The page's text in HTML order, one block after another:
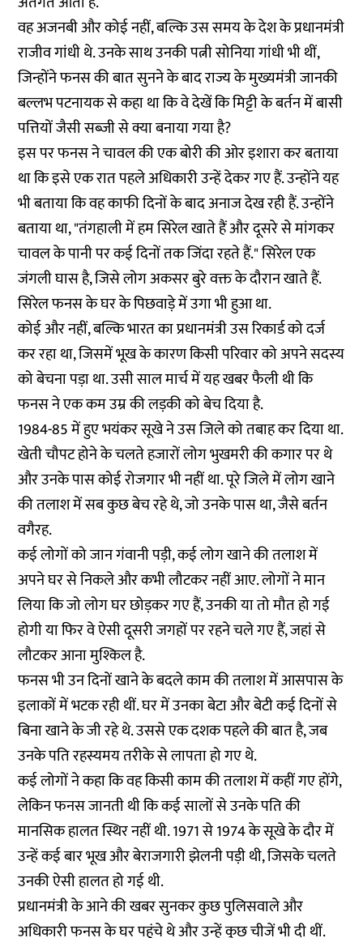
वह अजनबी और कोई नहीं, बल्कि उस समय के देश के प्रधानमंत्री
राजीव गांधी थे. उनके साथ उनकी पत्नी सोनिया गांधी भी थीं,
जिन्होंने फनस की बात सुनने के बाद राज्य के मुख्यमंत्री जानकी
बल्लभ पटनायक से कहा था कि वे देखें कि मिट्टी के बर्तन में बासी
पत्तियों जैसी सब्जी से क्या बनाया गया है?
इस पर फनस ने चावल की एक बोरी की ओर इशारा कर बताया
था कि इसे एक रात पहले अधिकारी उन्हें देकर गए हैं. उन्होंने यह
भी बताया कि वह काफी दिनों के बाद अनाज देख रही हैं. उन्होंने
बताया था, "तंगहाली में हम सिरेल खाते हैं और दूसरे से मांगकर
चावल के पानी पर कई दिनों तक जिंदा रहते हैं." सिरेल एक
जंगली घास है, जिसे लोग अकसर बुरे वक्त के दौरान खाते हैं.
सिरेल फनस के घर के पिछवाड़े में उगा भी हुआ था.
कोई और नहीं, बल्कि भारत का प्रधानमंत्री उस रिकार्ड को दर्ज
कर रहा था, जिसमें भूख के कारण किसी परिवार को अपने सदस्य
को बेचना पड़ा था. उसी साल मार्च में यह खबर फैली थी कि
फनस ने एक कम उम्र की लड़की को बेच दिया है.
1984-85 में हुए भयंकर सूखे ने उस जिले को तबाह कर दिया था.
खेती चौपट होने के चलते हजारों लोग भुखमरी की कगार पर थे
और उनके पास कोई रोजगार भी नहीं था. पूरे जिले में लोग खाने
की तलाश में सब कुछ बेच रहे थे, जो उनके पास था, जैसे बर्तन
वगैरह.
कई लोगों को जान गंवानी पड़ी, कई लोग खाने की तलाश में
अपने घर से निकले और कभी लौटकर नहीं आए. लोगों ने मान
लिया कि जो लोग घर छोड़कर गए हैं, उनकी या तो मौत हो गई
होगी या फिर वे ऐसी दूसरी जगहों पर रहने चले गए हैं, जहां से
लौटकर आना मुश्किल है.
फनस भी उन दिनों खाने के बदले काम की तलाश में आसपास के
इलाकों में भटक रही थीं. घर में उनका बेटा और बेटी कई दिनों से
बिना खाने के जी रहे थे. उससे एक दशक पहले की बात है, जब
उनके पति रहस्यमय तरीके से लापता हो गए थे.
कई लोगों ने कहा कि वह किसी काम की तलाश में कहीं गए होंगे,
लेकिन फनस जानती थी कि कई सालों से उनके पति की
मानसिक हालत स्थिर नहीं थी. 1971 से 1974 के सूखे के दौर में
उन्हें कई बार भूख और बेराजगारी झेलनी पड़ी थी, जिसके चलते
उनकी ऐसी हालत हो गई थी.
प्रधानमंत्री के आने की खबर सुनकर कुछ पुलिसवाले और
अधिकारी फनस के घर पहुंचे थे और उन्हें कुछ चीजें भी दी थीं.